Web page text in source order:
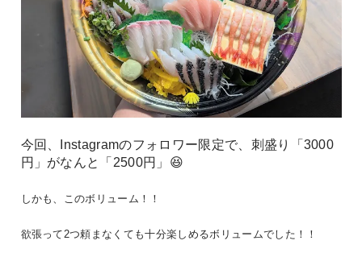
今回、Instagramのフォロワー限定で、刺盛り「3000
円」がなんと「2500円」😆
しかも、このボリューム！！
欲張って2つ頼まなくても十分楽しめるボリュームでした！！